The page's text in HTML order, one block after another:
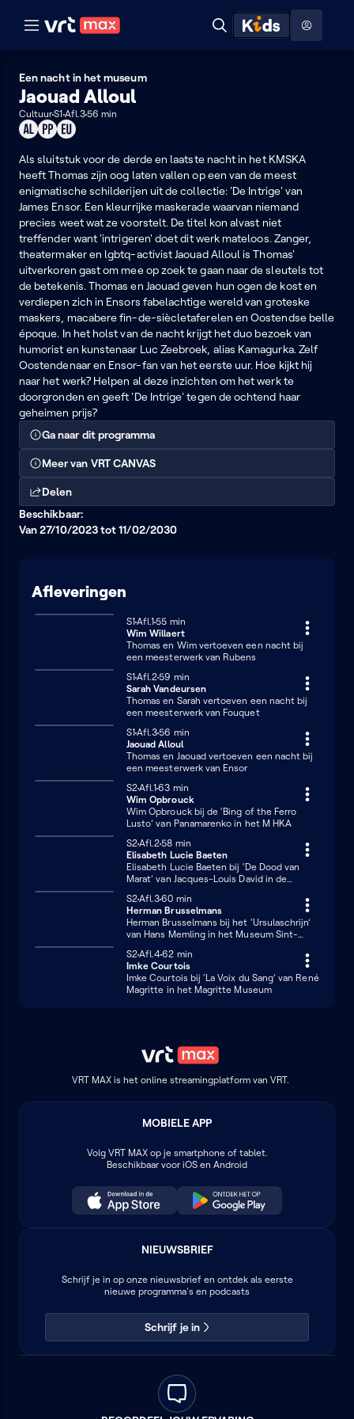
Naar hoofdinhoud Naar audiodescriptie Naar help
Zoeken
ontdekken
Een nacht in het museum
Jaouad Alloul
CultuurS1Afl.356 min
Geschikt
alle
leeftijden
Product
Dit
kan
je
enkel
in
de
EU
bekijken
Als sluitstuk voor de derde en laatste nacht in het KMSKA
heeft Thomas zijn oog laten vallen op een van de meest
enigmatische schilderijen uit de collectie: 'De Intrige' van
James Ensor. Een kleurrijke maskerade waarvan niemand
precies weet wat ze voorstelt. De titel kon alvast niet
treffender want 'intrigeren' doet dit werk mateloos. Zanger,
theatermaker en lgbtq-activist Jaouad Alloul is Thomas'
uitverkoren gast om mee op zoek te gaan naar de sleutels tot
de betekenis. Thomas en Jaouad geven hun ogen de kost en
verdiepen zich in Ensors fabelachtige wereld van groteske
maskers, macabere fin-de-siècletaferelen en Oostendse belle
époque. In het holst van de nacht krijgt het duo bezoek van
humorist en kunstenaar Luc Zeebroek, alias Kamagurka. Zelf
Oostendenaar en Ensor-fan van het eerste uur. Hoe kijkt hij
naar het werk? Helpen al deze inzichten om het werk te
doorgronden en geeft 'De Intrige' tegen de ochtend haar
geheimen prijs?
Ga naar dit programma
Meer van VRT CANVAS
Delen
Beschikbaar:
Van 27/10/2023 tot 11/02/2030
Afleveringen
Seizoen 1
S1Afl.155 minuten
55 min
Wim Willaert
Thomas en Wim vertoeven een nacht bij
een meesterwerk van Rubens
Seizoen 1
S1Afl.259 minuten
59 min
Sarah Vandeursen
Thomas en Sarah vertoeven een nacht bij
een meesterwerk van Fouquet
Seizoen 1
S1Afl.356 minuten
56 min
Jaouad Alloul
Thomas en Jaouad vertoeven een nacht bij
een meesterwerk van Ensor
Seizoen 2
S2Afl.163 minuten
63 min
Wim Opbrouck
Wim Opbrouck bij de ‘Bing of the Ferro
Lusto’ van Panamarenko in het M HKA
Seizoen 2
S2Afl.258 minuten
58 min
Elisabeth Lucie Baeten
Elisabeth Lucie Baeten bij ‘De Dood van
Marat’ van Jacques-Louis David in de
Seizoen 2
S2Afl.360 minuten
60 min
Herman Brusselmans
Herman Brusselmans bij het ‘Ursulaschrijn’
van Hans Memling in het Museum Sint-
Seizoen 2
S2Afl.462 minuten
62 min
Imke Courtois
Imke Courtois bij ‘La Voix du Sang’ van René
Magritte in het Magritte Museum
VRT MAX is het online streamingplatform van VRT.
MOBIELE APP
Volg VRT MAXop je smartphone of tablet.
Beschikbaar voor iOS en Android
NIEUWSBRIEF
Schrijf je in op onze nieuwsbrief en ontdek als eerste
nieuwe programma's en podcasts
Schrijf je in